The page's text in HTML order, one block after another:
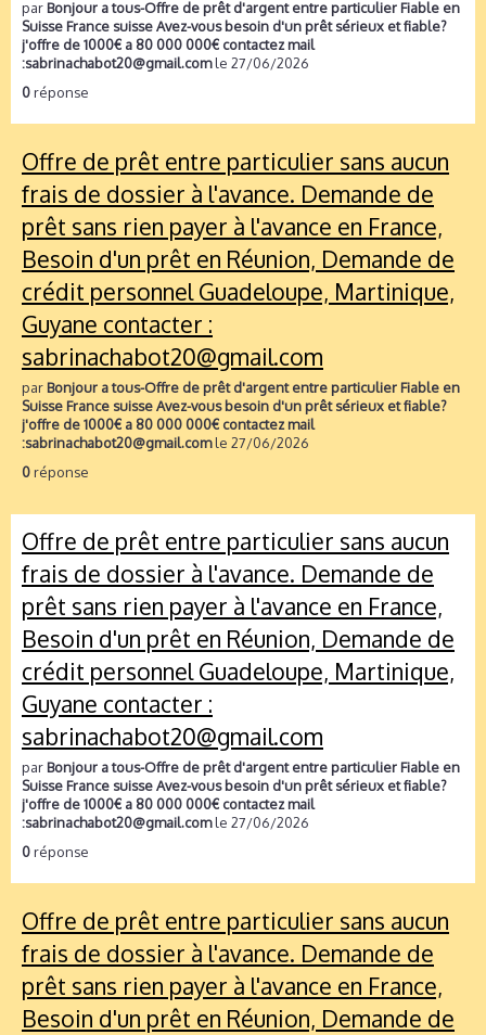
parBonjour a tous-Offre de prêt d'argent entre particulier Fiable en
Suisse France suisse Avez-vous besoin d'un prêt sérieux et fiable?
j'offre de 1000€ a 80 000 000€ contactez mail
:sabrinachabot20@gmail.comle 27/06/2026
0réponse
Offre de prêt entre particulier sans aucun
frais de dossier à l'avance. Demande de
prêt sans rien payer à l'avance en France,
Besoin d'un prêt en Réunion, Demande de
crédit personnel Guadeloupe, Martinique,
Guyane contacter :
sabrinachabot20@gmail.com
parBonjour a tous-Offre de prêt d'argent entre particulier Fiable en
Suisse France suisse Avez-vous besoin d'un prêt sérieux et fiable?
j'offre de 1000€ a 80 000 000€ contactez mail
:sabrinachabot20@gmail.comle 27/06/2026
0réponse
Offre de prêt entre particulier sans aucun
frais de dossier à l'avance. Demande de
prêt sans rien payer à l'avance en France,
Besoin d'un prêt en Réunion, Demande de
crédit personnel Guadeloupe, Martinique,
Guyane contacter :
sabrinachabot20@gmail.com
parBonjour a tous-Offre de prêt d'argent entre particulier Fiable en
Suisse France suisse Avez-vous besoin d'un prêt sérieux et fiable?
j'offre de 1000€ a 80 000 000€ contactez mail
:sabrinachabot20@gmail.comle 27/06/2026
0réponse
Offre de prêt entre particulier sans aucun
frais de dossier à l'avance. Demande de
prêt sans rien payer à l'avance en France,
Besoin d'un prêt en Réunion, Demande de